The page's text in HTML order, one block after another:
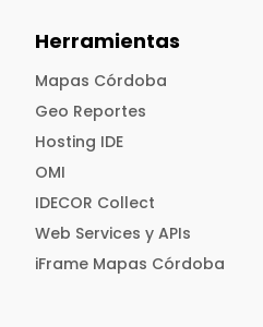
Herramientas
Mapas Córdoba
Geo Reportes
Hosting IDE
OMI
IDECOR Collect
Web Services y APIs
iFrame Mapas Córdoba